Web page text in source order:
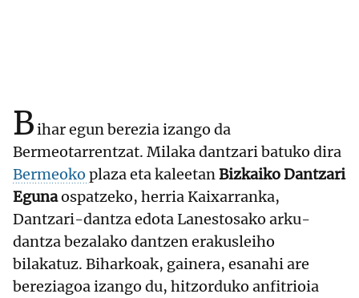
Bihar egun berezia izango da
Bermeotarrentzat. Milaka dantzari batuko dira
Bermeoko plaza eta kaleetanBizkaiko Dantzari
Egunaospatzeko, herria Kaixarranka,
Dantzari-dantza edota Lanestosako arku-
dantza bezalako dantzen erakusleiho
bilakatuz. Biharkoak, gainera, esanahi are
bereziagoa izango du, hitzorduko anfitrioia